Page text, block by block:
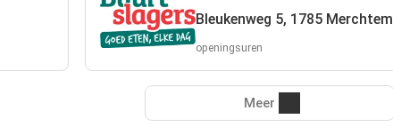
Bleukenweg 5, 1785 Merchtem
openingsuren
Meer